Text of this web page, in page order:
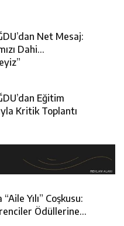
Net Mesaj:
Dahi
Eğitim
Kritik Toplantı
Yılı” Coşkusu:
Ödüllerine